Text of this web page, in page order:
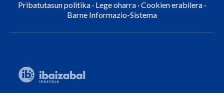
Pribatutasun politika · Lege oharra ·Cookien erabilera ·
Barne Informazio-Sistema